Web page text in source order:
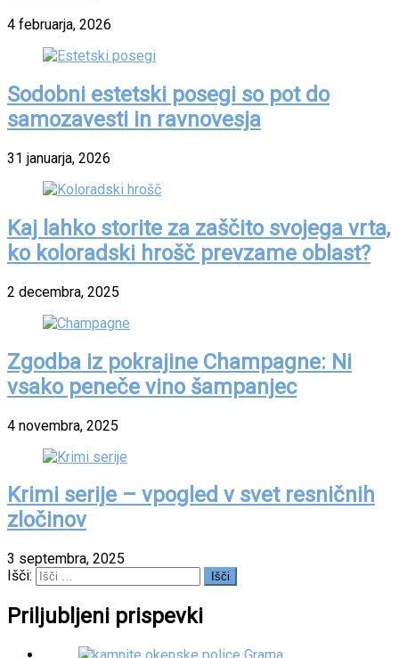
4 februarja, 2026
Sodobni estetski posegi so pot do
samozavesti in ravnovesja
31 januarja, 2026
Kaj lahko storite za zaščito svojega vrta,
ko koloradski hrošč prevzame oblast?
2 decembra, 2025
Zgodba iz pokrajine Champagne: Ni
vsako peneče vino šampanjec
4 novembra, 2025
Krimi serije – vpogled v svet resničnih
zločinov
3 septembra, 2025
Išči:
Priljubljeni prispevki